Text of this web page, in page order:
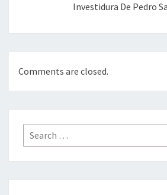
Investidura De Pedro
Comments are closed.
Search
for: